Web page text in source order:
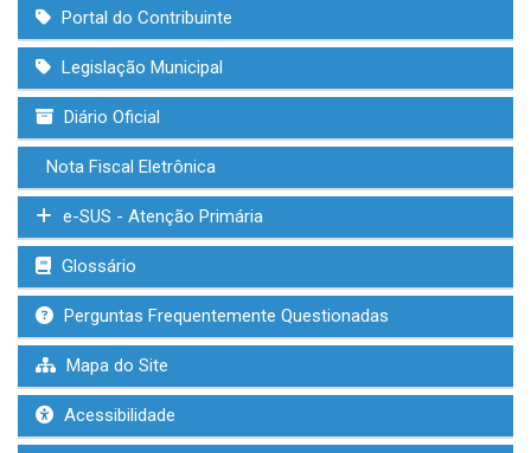
Portal do Contribuinte
Legislação Municipal
Diário Oficial
Nota Fiscal Eletrônica
e-SUS - Atenção Primária
Glossário
Perguntas Frequentemente Questionadas
Mapa do Site
Acessibilidade